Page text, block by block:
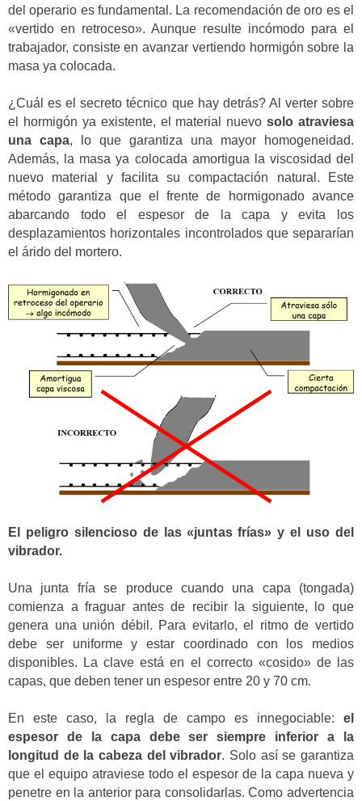
del operario es fundamental. La recomendación de oro es el
«vertido en retroceso». Aunque resulte incómodo para el
trabajador, consiste en avanzar vertiendo hormigón sobre la
masa ya colocada.
¿Cuál es el secreto técnico que hay detrás? Al verter sobre
el hormigón ya existente, el material nuevosolo atraviesa
una capa, lo que garantiza una mayor homogeneidad.
Además, la masa ya colocada amortigua la viscosidad del
nuevo material y facilita su compactación natural. Este
método garantiza que el frente de hormigonado avance
abarcando todo el espesor de la capa y evita los
desplazamientos horizontales incontrolados que separarían
el árido del mortero.
El peligro silencioso de las «juntas frías» y el uso del
vibrador.
Una junta fría se produce cuando una capa (tongada)
comienza a fraguar antes de recibir la siguiente, lo que
genera una unión débil. Para evitarlo, el ritmo de vertido
debe ser uniforme y estar coordinado con los medios
disponibles. La clave está en el correcto «cosido» de las
capas, que deben tener un espesor entre 20 y 70 cm.
En este caso, la regla de campo es innegociable: el
espesor de la capa debe ser siempre inferior a la
longitud de la cabeza del vibrador. Solo así se garantiza
que el equipo atraviese todo el espesor de la capa nueva y
penetre en la anterior para consolidarlas. Como advertencia